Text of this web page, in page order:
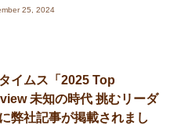
25, 2024
イムス「2025 Top
未知の時代 挑むリーダ
弊社記事が掲載されまし